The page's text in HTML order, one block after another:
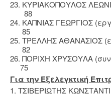
23. ΚΥΡΙΑΚΟΠΟΥΛΟΣ
88
24. ΚΑΠΝΙΑΣ
85
25. ΤΡΕΛΛΗΣ
82
26. ΠΟΡΙΧΗ
75
Για την Εξελεγκτική
1. ΤΣΙΒΕΡΙΩΤΗΣ